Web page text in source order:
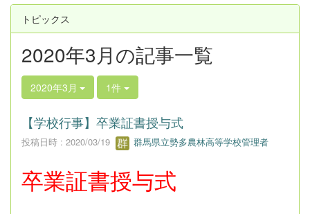
トピックス
2020年3月の記事一覧
2020年3月 1件
【学校行事】卒業証書授与式
投稿日時 : 2020/03/19 群馬県立勢多農林高等学校管理者
卒業証書授与式